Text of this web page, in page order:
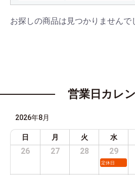
お探しの商品は見つかりませんで
営業日カレ
2026年8月
日 月 火 水
26 27 28 29
定休日